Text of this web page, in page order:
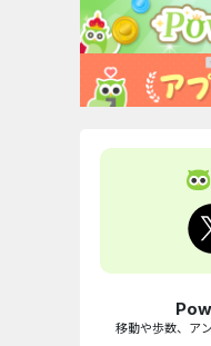
移動や歩数、ア